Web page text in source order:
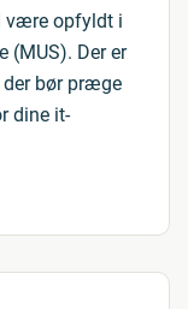
være opfyldt i
(MUS). Der er
bør præge
dine it-